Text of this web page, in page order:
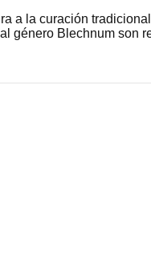
a la curación
género Blechnum son